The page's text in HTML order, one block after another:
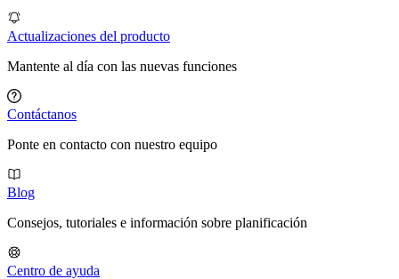
Actualizaciones del producto
Mantente al día con las nuevas funciones
Contáctanos
Ponte en contacto con nuestro equipo
Blog
Consejos, tutoriales e información sobre planificación
Centro de ayuda